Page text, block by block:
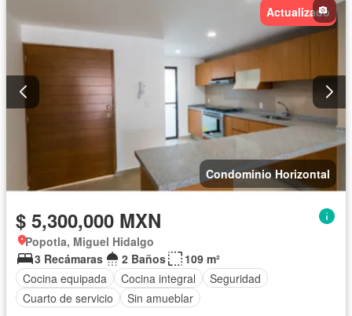
Actualizado
Condominio Horizontal
$ 5,300,000 MXN
Popotla, Miguel Hidalgo
3 Recámaras
2 Baños
109 m²
Cocina equipada
Cocina integral
Seguridad
Cuarto de servicio
Sin amueblar